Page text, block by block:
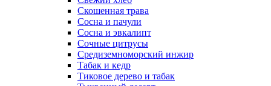
Скошенная трава
Сосна и пачули
Сосна и эвкалипт
Сочные цитрусы
Средиземноморский инжир
Табак и кедр
Тиковое дерево и табак